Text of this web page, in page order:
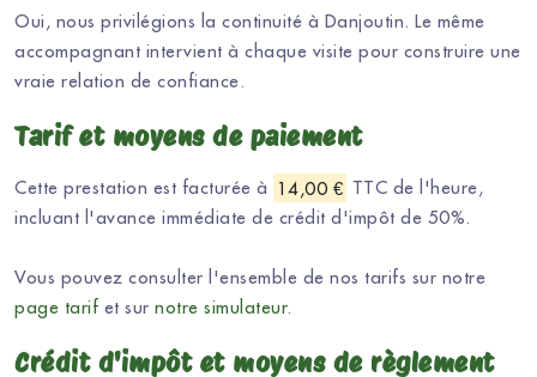
Oui, nous privilégions la continuité à Danjoutin. Le même
accompagnant intervient à chaque visite pour construire une
vraie relation de confiance.
Tarif et moyens de paiement
Cette prestation est facturée à 14,00 € TTC de l'heure,
incluant l'avance immédiate de crédit d'impôt de 50%.
Vous pouvez consulter l'ensemble de nos tarifs sur notre
page tarif et sur notre simulateur.
Crédit d'impôt et moyens de règlement